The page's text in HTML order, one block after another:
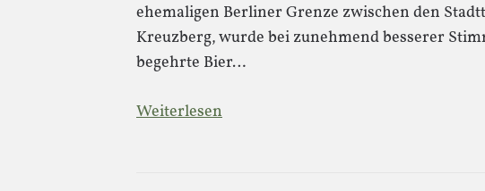
ehemaligen Berliner Grenze zwischen den
Kreuzberg, wurde bei zunehmend besserer
begehrte Bier…
Weiterlesen